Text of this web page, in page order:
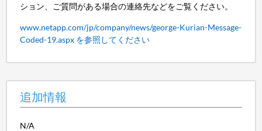
ション、ご質問がある場合の連絡先などをご覧ください。
www.netapp.com/jp/company/news/george-Kurian-Message-
Coded-19.aspx を参照してください
追加情報
N/A